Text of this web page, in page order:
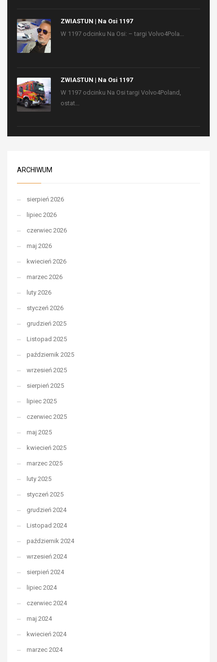
ZWIASTUN | Na Osi 1197
W 1197 odcinku Na Osi: – targi Volvo4Pola...
ZWIASTUN | Na Osi 1197
W 1197 odcinku Na Osi targi Volvo4Poland,
ostat...
ARCHIWUM
sierpień 2026
lipiec 2026
czerwiec 2026
maj 2026
kwiecień 2026
marzec 2026
luty 2026
styczeń 2026
grudzień 2025
Listopad 2025
październik 2025
wrzesień 2025
sierpień 2025
lipiec 2025
czerwiec 2025
maj 2025
kwiecień 2025
marzec 2025
luty 2025
styczeń 2025
grudzień 2024
Listopad 2024
październik 2024
wrzesień 2024
sierpień 2024
lipiec 2024
czerwiec 2024
maj 2024
kwiecień 2024
marzec 2024